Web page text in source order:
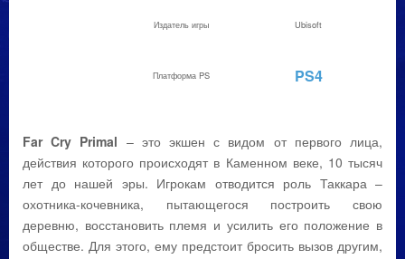
Издатель игры Ubisoft
Платформа PS PS4
Far Cry Primal – это экшен с видом от первого лица,
действия которого происходят в Каменном веке, 10 тысяч
лет до нашей эры. Игрокам отводится роль Таккара –
охотника-кочевника, пытающегося построить свою
деревню, восстановить племя и усилить его положение в
обществе. Для этого, ему предстоит бросить вызов другим,